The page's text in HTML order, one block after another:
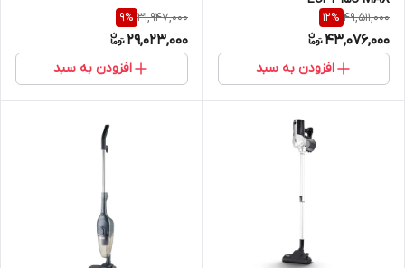
49,511,000
12%
43,076,000
افزودن به سبد
31,947,000
9%
29,023,000
افزودن به سبد